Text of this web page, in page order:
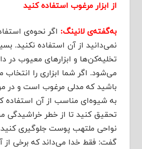
از ابزار مرغوب استفاده کنید
به‌گفته‌ی لانینگ: اگر نحوه‌ی
نمی‌دانید از آن استفاده نکنید.
تخلیه‌کن‌ها و ابزارهای معیوب در
می‌شود. اگر شما ابزاری را
باشید که مدلی مرغوب است و در
به شیوه‌ای مناسب از آن استفاده
تحقیق کنید تا از خطر خراشیدگی
نواحی ملتهب پوست جلوگیری کنید.
گفت: فقط خدا می‌داند که برخی از